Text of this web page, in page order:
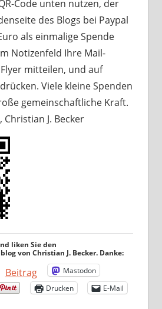
Code unten nutzen, der
des Blogs bei Paypal
als einmalige Spende
Notizenfeld Ihre Mail-
mitteilen, und auf
Viele kleine Spenden
gemeinschaftliche Kraft.
J. Becker
liken Sie den
von Christian J. Becker. Danke:
Beitrag
Mastodon
Drucken E-Mail